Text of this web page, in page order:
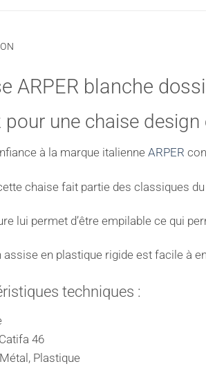
ARPER blanche
pour une chaise
à la marque italienneARPER
chaise fait partie des classiques
lui permet d’être empilable ce qui
assise en plastique rigide est facile à
techniques :
46
Plastique